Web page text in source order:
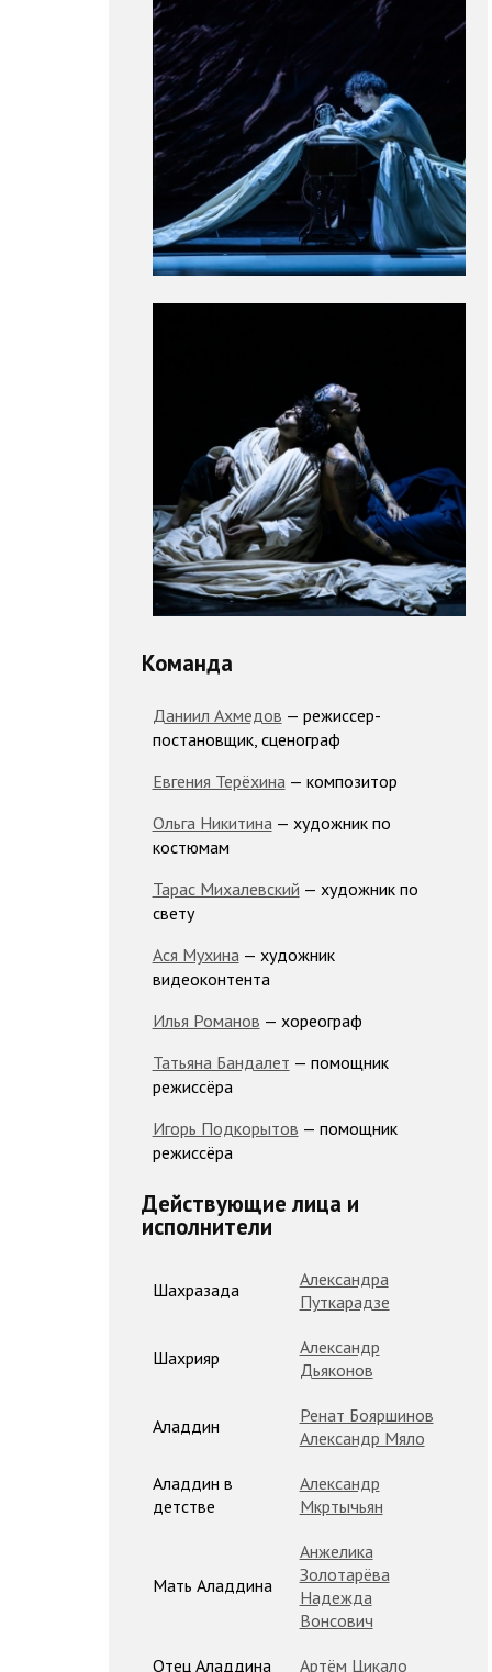
Команда
Даниил Ахмедов — режиссер-
постановщик, сценограф
Евгения Терёхина — композитор
Ольга Никитина — художник по
костюмам
Тарас Михалевский — художник по
свету
Ася Мухина — художник
видеоконтента
Илья Романов — хореограф
Татьяна Бандалет — помощник
режиссёра
Игорь Подкорытов — помощник
режиссёра
Действующие лица и
исполнители
Шахразада
Александра
Путкарадзе
Шахрияр
Александр
Дьяконов
Аладдин
Ренат Бояршинов
Александр Мяло
Аладдин в
детстве
Александр
Мкртычьян
Мать Аладдина
Анжелика
Золотарёва
Надежда
Вонсович
Отец Аладдина Артём Цикало